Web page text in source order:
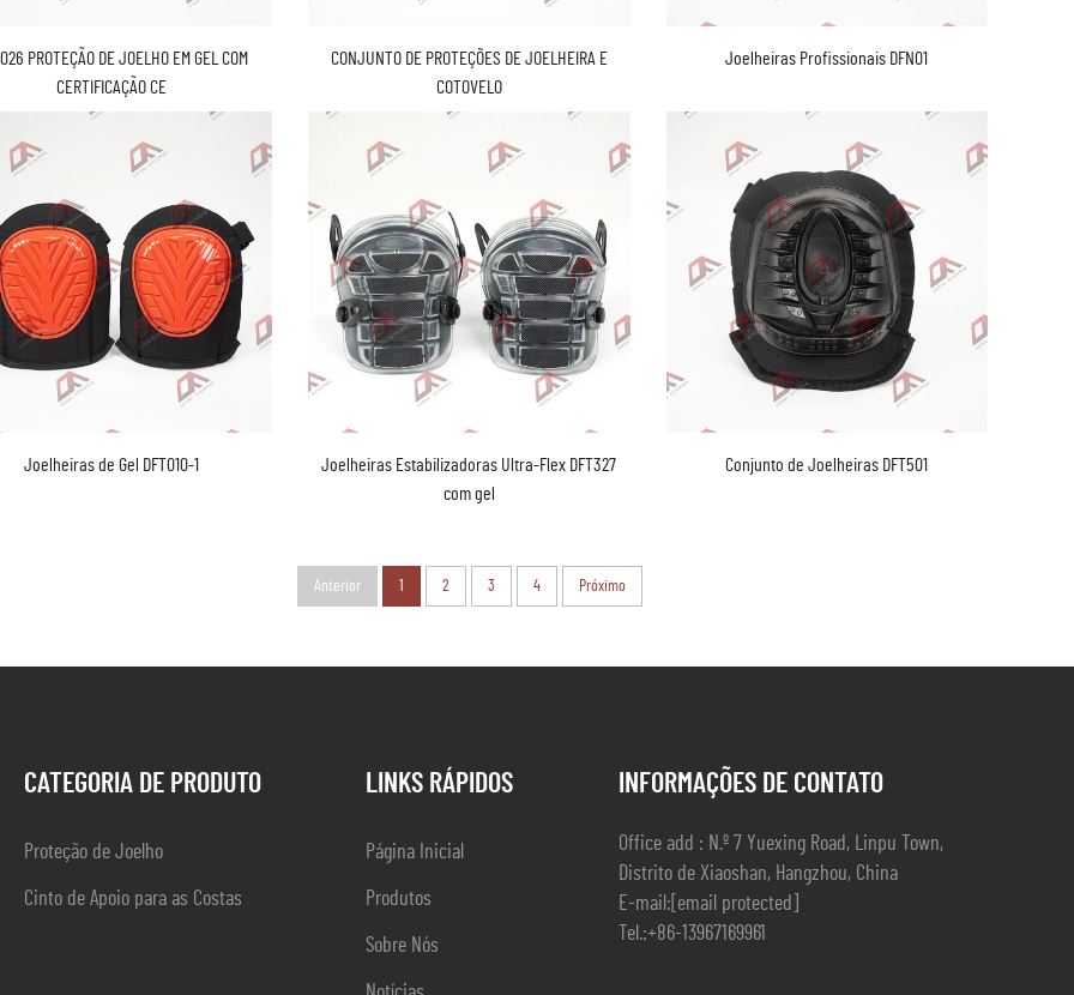
PROTEÇÃO DE JOELHO EM GEL COM
CERTIFICAÇÃO CE
CONJUNTO DE PROTEÇÕES DE JOELHEIRA E
COTOVELO
Joelheiras Profissionais DFN01
Joelheiras de Gel DFT010-1
Joelheiras Estabilizadoras Ultra-Flex DFT327
com gel
Conjunto de Joelheiras DFT501
Anterior 1 2 3 4 Próximo
CATEGORIA DE PRODUTO
Proteção de Joelho
Cinto de Apoio para as Costas
LINKS RÁPIDOS
Página Inicial
Produtos
Sobre Nós
INFORMAÇÕES DE CONTATO
Office add : N.º 7 Yuexing Road, Linpu Town,
Distrito de Xiaoshan, Hangzhou, China
E-mail: [email protected]
Tel.:+86-13967169961